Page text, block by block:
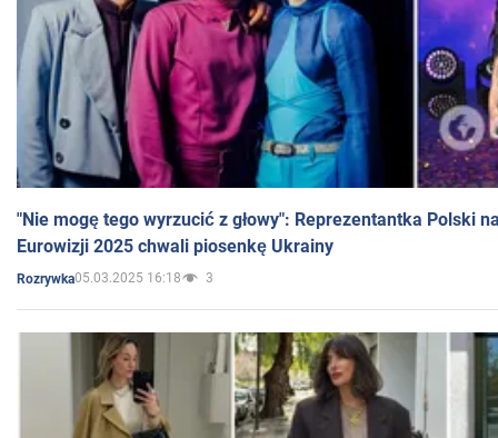
"Nie mogę tego wyrzucić z głowy": Reprezentantka Polski
Eurowizji 2025 chwali piosenkę Ukrainy
Rozrywka05.03.2025 16:18 3